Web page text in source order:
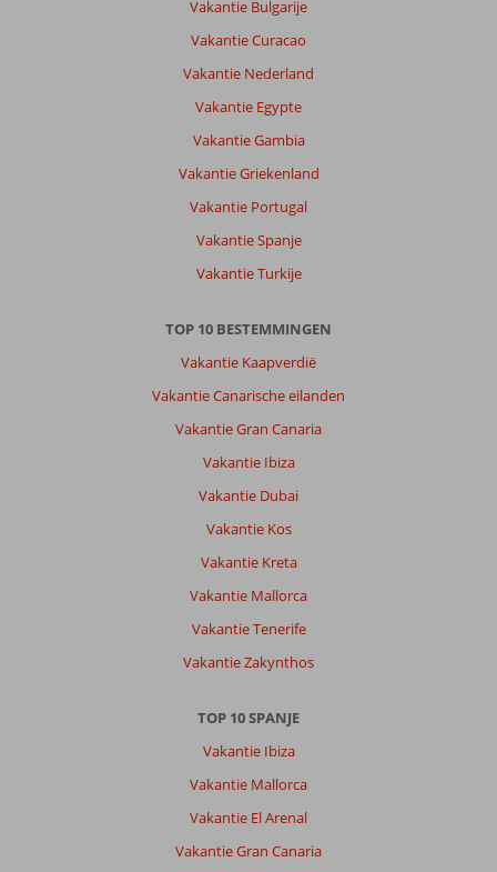
Vakantie Bulgarije
Vakantie Curacao
Vakantie Nederland
Vakantie Egypte
Vakantie Gambia
Vakantie Griekenland
Vakantie Portugal
Vakantie Spanje
Vakantie Turkije
TOP 10 BESTEMMINGEN
Vakantie Kaapverdië
Vakantie Canarische eilanden
Vakantie Gran Canaria
Vakantie Ibiza
Vakantie Dubai
Vakantie Kos
Vakantie Kreta
Vakantie Mallorca
Vakantie Tenerife
Vakantie Zakynthos
TOP 10 SPANJE
Vakantie Ibiza
Vakantie Mallorca
Vakantie El Arenal
Vakantie Gran Canaria